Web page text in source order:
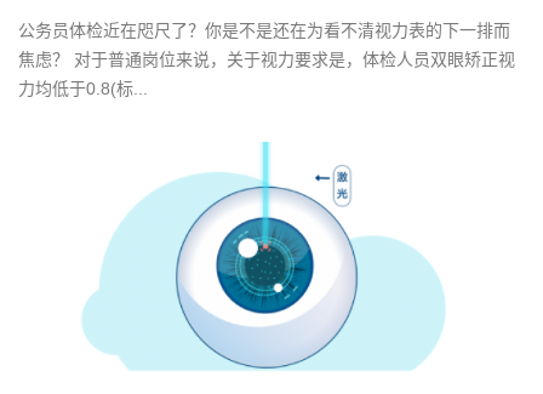
公务员体检近在咫尺了？你是不是还在为看不清视力表的下一排而
焦虑？ 对于普通岗位来说，关于视力要求是，体检人员双眼矫正视
力均低于0.8(标...